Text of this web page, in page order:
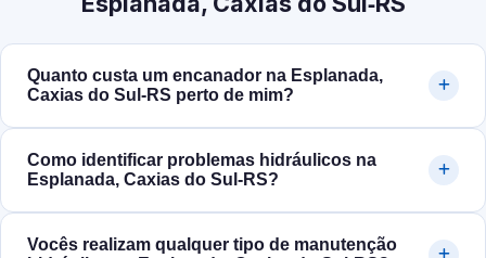
Quanto custa um encanador na Esplanada,
Caxias do Sul‑RS perto de mim?
Como identificar problemas hidráulicos na
Esplanada, Caxias do Sul‑RS?
Vocês realizam qualquer tipo de manutenção